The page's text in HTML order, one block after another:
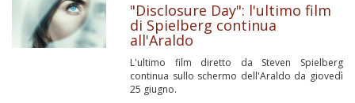
"Disclosure Day": l'ultimo film
di Spielberg continua
all'Araldo
L'ultimo film diretto da Steven Spielberg
continua sullo schermo dell'Araldo da giovedì
25 giugno.